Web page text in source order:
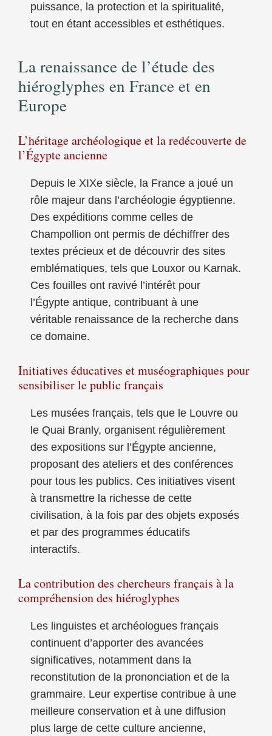
puissance, la protection et la spiritualité,
tout en étant accessibles et esthétiques.
La renaissance de l’étude des
hiéroglyphes en France et en
Europe
L’héritage archéologique et la redécouverte de
l’Égypte ancienne
Depuis le XIXe siècle, la France a joué un
rôle majeur dans l’archéologie égyptienne.
Des expéditions comme celles de
Champollion ont permis de déchiffrer des
textes précieux et de découvrir des sites
emblématiques, tels que Louxor ou Karnak.
Ces fouilles ont ravivé l’intérêt pour
l’Égypte antique, contribuant à une
véritable renaissance de la recherche dans
ce domaine.
Initiatives éducatives et muséographiques pour
sensibiliser le public français
Les musées français, tels que le Louvre ou
le Quai Branly, organisent régulièrement
des expositions sur l’Égypte ancienne,
proposant des ateliers et des conférences
pour tous les publics. Ces initiatives visent
à transmettre la richesse de cette
civilisation, à la fois par des objets exposés
et par des programmes éducatifs
interactifs.
La contribution des chercheurs français à la
compréhension des hiéroglyphes
Les linguistes et archéologues français
continuent d’apporter des avancées
significatives, notamment dans la
reconstitution de la prononciation et de la
grammaire. Leur expertise contribue à une
meilleure conservation et à une diffusion
plus large de cette culture ancienne,